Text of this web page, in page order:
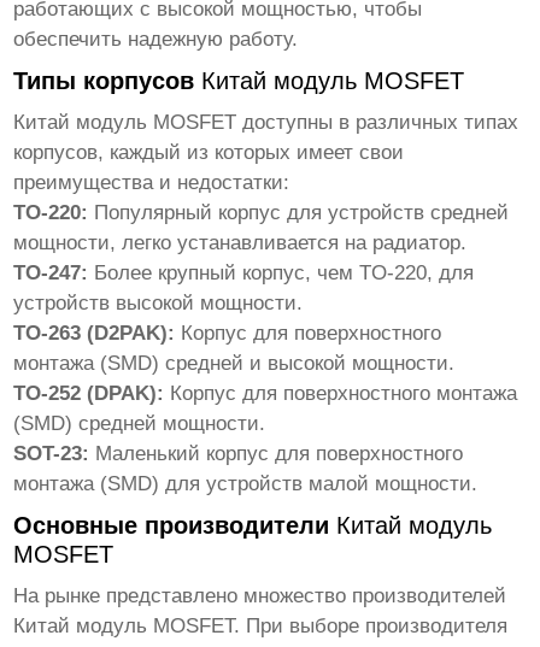
работающих с высокой мощностью, чтобы
обеспечить надежную работу.
Типы корпусов Китай модуль MOSFET
Китай модуль MOSFET доступны в различных типах
корпусов, каждый из которых имеет свои
преимущества и недостатки:
TO-220: Популярный корпус для устройств средней
мощности, легко устанавливается на радиатор.
TO-247: Более крупный корпус, чем TO-220, для
устройств высокой мощности.
TO-263 (D2PAK): Корпус для поверхностного
монтажа (SMD) средней и высокой мощности.
TO-252 (DPAK): Корпус для поверхностного монтажа
(SMD) средней мощности.
SOT-23: Маленький корпус для поверхностного
монтажа (SMD) для устройств малой мощности.
Основные производители Китай модуль
MOSFET
На рынке представлено множество производителей
Китай модуль MOSFET. При выборе производителя